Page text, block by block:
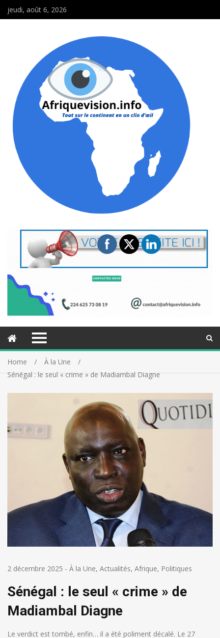
jeudi, août 6, 2026
Home
À la Une
Sénégal : le seul « crime » de Madiambal Diagne
2 décembre 2025 - À la Une, Actualités, Afrique, Politiques
Sénégal : le seul « crime » de
Madiambal Diagne
Le verdict est tombé, enfin… il a été poliment décalé. Le 27